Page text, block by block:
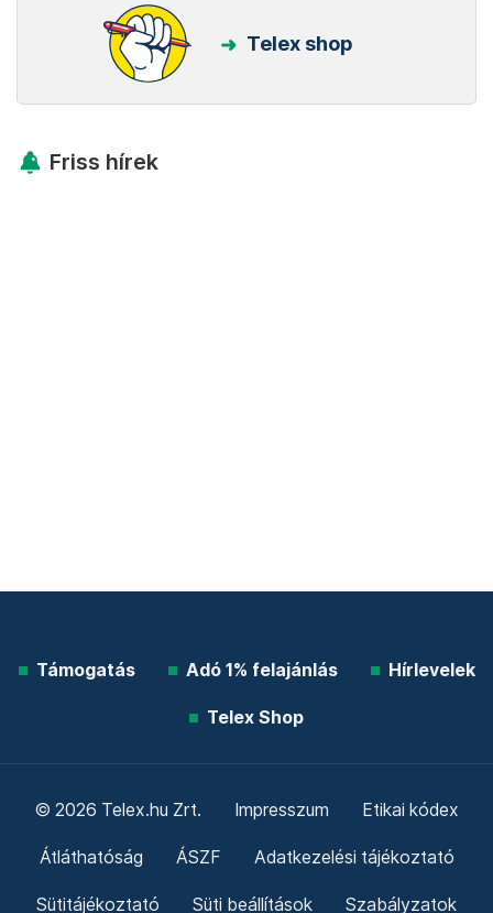
Telex shop
Friss hírek
Támogatás Adó 1% felajánlás Hírlevelek
Telex Shop
© 2026 Telex.hu Zrt. Impresszum Etikai kódex
Átláthatóság ÁSZF Adatkezelési tájékoztató
Sütitájékoztató Süti beállítások Szabályzatok